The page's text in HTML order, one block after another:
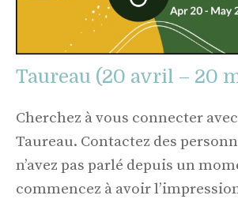
Taureau (20 avril – 20
Cherchez à vous connecter
Taureau. Contactez des
n’avez pas parlé depuis un
commencez à avoir